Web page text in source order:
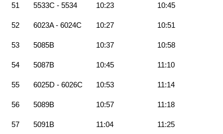
51 5533C - 5534 10:23 10:45
52 6023A - 6024C 10:27 10:51
53 5085B 10:37 10:58
54 5087B 10:45 11:10
55 6025D - 6026C 10:53 11:14
56 5089B 10:57 11:18
57 5091B 11:04 11:25